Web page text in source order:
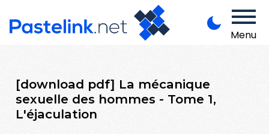
Menu
[download pdf] La mécanique
sexuelle des hommes - Tome 1,
L'éjaculation